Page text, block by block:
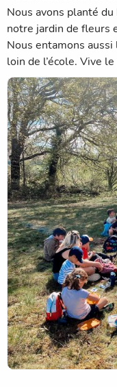
Nous avons planté
notre jardin de fleurs
Nous entamons
loin de l’école. Vive